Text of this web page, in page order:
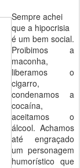
Sempre achei
que a hipocrisia
é um bem social.
Proibimos a
maconha,
liberamos o
cigarro,
condenamos a
cocaína,
aceitamos o
álcool. Achamos
até engraçado
um personagem
humorístico que